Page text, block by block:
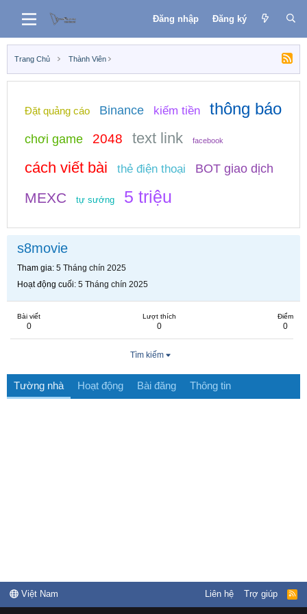
Đăng nhập Đăng ký
Trang Chủ Thành Viên
Đặt quảng cáo Binance kiếm tiền thông báo
chơi game 2048 text link facebook
cách viết bài thẻ điện thoại BOT giao dịch
MEXC tự sướng 5 triệu
s8movie
Tham gia 5 Tháng chín 2025
Hoạt động cuối 5 Tháng chín 2025
Bài viết
0
Lượt thích
0
Điểm
0
Tìm kiếm
Tường nhà Hoạt động Bài đăng Thông tin
Việt Nam Liên hệ Trợ giúp
R